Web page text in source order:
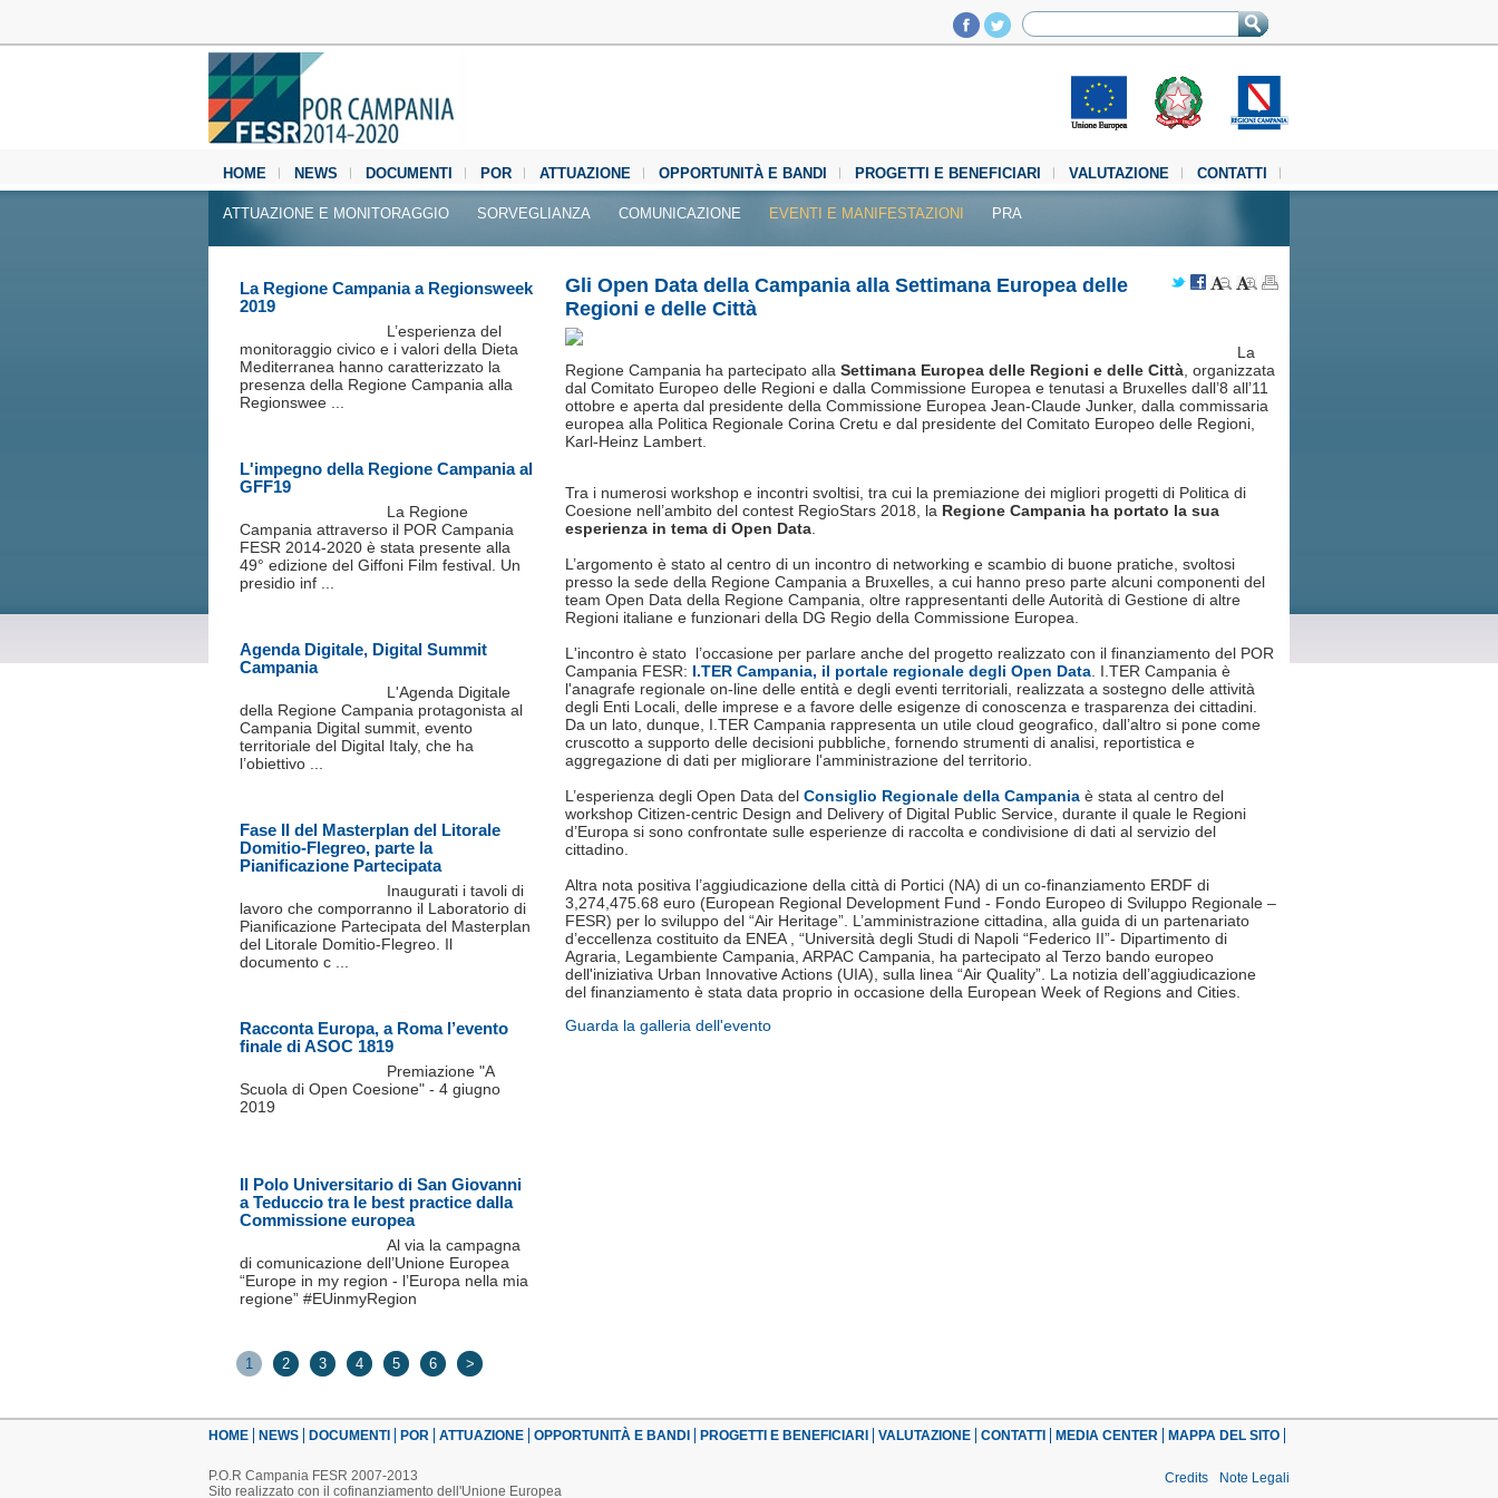
HOME NEWS DOCUMENTI POR ATTUAZIONE OPPORTUNITÀ E BANDI PROGETTI E BENEFICIARI VALUTAZIONE
CONTATTI
MEDIA CENTER
ATTUAZIONE E MONITORAGGIO SORVEGLIANZA COMUNICAZIONE EVENTI E MANIFESTAZIONI PRA
Gli Open Data della Campania alla Settimana Europea delle
Regioni e delle Città
La
Regione Campania ha partecipato alla Settimana Europea delle Regioni e delle Città , organizzata
dal Comitato Europeo delle Regioni e dalla Commissione Europea e tenutasi a Bruxelles dall’8 all’11
ottobre e aperta dal presidente della Commissione Europea Jean-Claude Junker, dalla commissaria
europea alla Politica Regionale Corina Cretu e dal presidente del Comitato Europeo delle Regioni,
Karl-Heinz Lambert.
Tra i numerosi workshop e incontri svoltisi, tra cui la premiazione dei migliori progetti di Politica di
Coesione nell’ambito del contest RegioStars 2018, la Regione Campania ha portato la sua
esperienza in tema di Open Data
L’argomento è stato al centro di un incontro di networking e scambio di buone pratiche, svoltosi
presso la sede della Regione Campania a Bruxelles, a cui hanno preso parte alcuni componenti del
team Open Data della Regione Campania, oltre rappresentanti delle Autorità di Gestione di altre
Regioni italiane e funzionari della DG Regio della Commissione Europea.
L'incontro è stato l’occasione per parlare anche del progetto realizzato con il finanziamento del POR
Campania FESR: I.TER Campania, il portale regionale degli Open Data . I.TER Campania è
l'anagrafe regionale on-line delle entità e degli eventi territoriali, realizzata a sostegno delle attività
degli Enti Locali, delle imprese e a favore delle esigenze di conoscenza e trasparenza dei cittadini.
Da un lato, dunque, I.TER Campania rappresenta un utile cloud geografico, dall’altro si pone come
cruscotto a supporto delle decisioni pubbliche, fornendo strumenti di analisi, reportistica e
aggregazione di dati per migliorare l'amministrazione del territorio.
L’esperienza degli Open Data del Consiglio Regionale della Campania è stata al centro del
workshop Citizen-centric Design and Delivery of Digital Public Service, durante il quale le Regioni
d’Europa si sono confrontate sulle esperienze di raccolta e condivisione di dati al servizio del
cittadino.
Altra nota positiva l’aggiudicazione della città di Portici (NA) di un co-finanziamento ERDF di
3,274,475.68 euro (European Regional Development Fund - Fondo Europeo di Sviluppo Regionale –
FESR) per lo sviluppo del “Air Heritage”. L’amministrazione cittadina, alla guida di un partenariato
d’eccellenza costituito da ENEA , “Università degli Studi di Napoli “Federico II”- Dipartimento di
Agraria, Legambiente Campania, ARPAC Campania, ha partecipato al Terzo bando europeo
dell'iniziativa Urban Innovative Actions (UIA), sulla linea “Air Quality”. La notizia dell’aggiudicazione
del finanziamento è stata data proprio in occasione della European Week of Regions and Cities.
Guarda la galleria dell'evento
La Regione Campania a Regionsweek
2019
L’esperienza del
monitoraggio civico e i valori della Dieta
Mediterranea hanno caratterizzato la
presenza della Regione Campania alla
Regionswee ...
L'impegno della Regione Campania al
GFF19
La Regione
Campania attraverso il POR Campania
FESR 2014-2020 è stata presente alla
49° edizione del Giffoni Film festival. Un
presidio inf ...
Agenda Digitale, Digital Summit
Campania
L'Agenda Digitale
della Regione Campania protagonista al
Campania Digital summit, evento
territoriale del Digital Italy, che ha
l’obiettivo ...
Fase II del Masterplan del Litorale
Domitio-Flegreo, parte la
Pianificazione Partecipata
Inaugurati i tavoli di
lavoro che comporranno il Laboratorio di
Pianificazione Partecipata del Masterplan
del Litorale Domitio-Flegreo. Il
documento c ...
Racconta Europa, a Roma l’evento
finale di ASOC 1819
Premiazione "A
Scuola di Open Coesione" - 4 giugno
2019
Il Polo Universitario di San Giovanni
a Teduccio tra le best practice dalla
Commissione europea
Al via la campagna
di comunicazione dell’Unione Europea
“Europe in my region - l’Europa nella mia
regione” #EUinmyRegion
1 2 3 4 5 6 >
HOME NEWS DOCUMENTI POR ATTUAZIONE OPPORTUNITÀ E BANDI PROGETTI E BENEFICIARI VALUTAZIONE CONTATTI MEDIA CENTER MAPPA DEL SITO
P.O.R Campania FESR 2007-2013
Sito realizzato con il cofinanziamento dell'Unione Europea
Credits Note Legali